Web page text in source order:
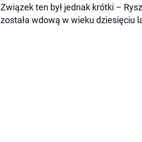
Związek ten był jednak krótki –
została wdową w wieku dziesięciu